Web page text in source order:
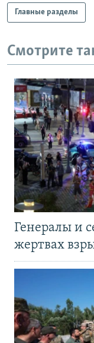
Главные разделы
Смотрите
Генералы и
жертвах